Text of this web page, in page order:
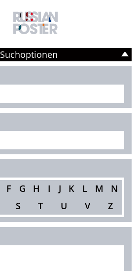
Suchoptionen
F G H I J K L M
N
S T U V Z